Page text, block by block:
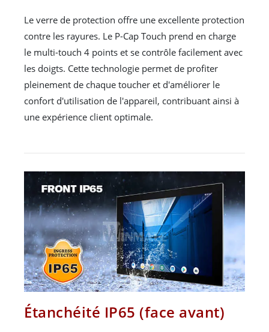
Le verre de protection offre une excellente protection
contre les rayures. Le P-Cap Touch prend en charge
le multi-touch 4 points et se contrôle facilement avec
les doigts. Cette technologie permet de profiter
pleinement de chaque toucher et d'améliorer le
confort d'utilisation de l'appareil, contribuant ainsi à
une expérience client optimale.
Étanchéité IP65 (face avant)